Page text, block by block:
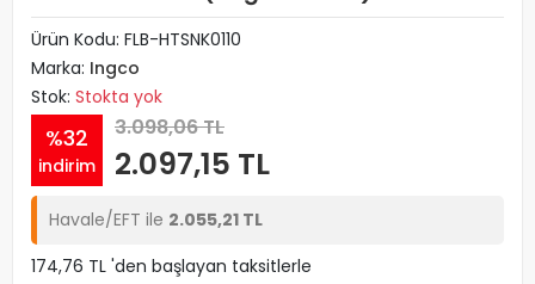
Ürün Kodu: FLB-HTSNK0110
Marka: Ingco
Stok: Stokta yok
%32
indirim
3.098,06 TL
2.097,15 TL
Havale/EFT ile 2.055,21 TL
174,76 TL 'den başlayan taksitlerle